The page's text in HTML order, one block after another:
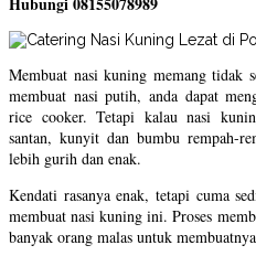
Membuat nasi kuning memang tidak
membuat nasi putih, anda dapat
rice cooker. Tetapi kalau nasi
santan, kunyit dan bumbu rempah-
lebih gurih dan enak.
Kendati rasanya enak, tetapi cuma
membuat nasi kuning ini. Proses
banyak orang malas untuk